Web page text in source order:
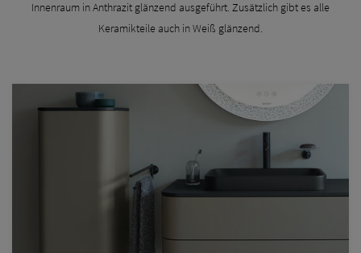
Innenraum in Anthrazit glänzend ausgeführt. Zusätzlich gibt es alle
Keramikteile auch in Weiß glänzend.